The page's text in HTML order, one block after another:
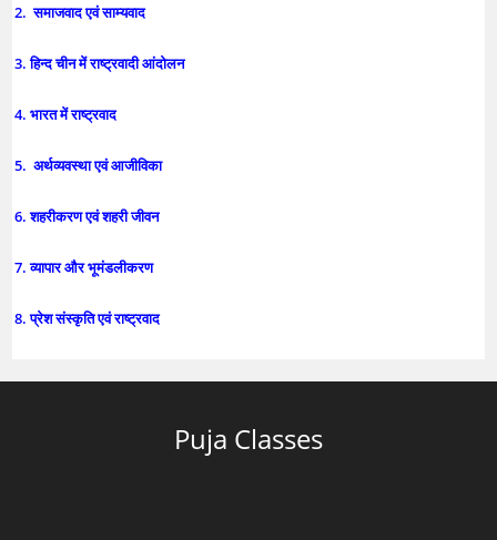
2. समाजवाद एवं साम्यवाद
3. हिन्द चीन में राष्ट्रवादी आंदोलन
4. भारत में राष्ट्रवाद
5. अर्थव्यवस्था एवं आजीविका
6. शहरीकरण एवं शहरी जीवन
7. व्यापार और भूमंडलीकरण
8. प्रेश संस्कृति एवं राष्ट्रवाद
Puja Classes